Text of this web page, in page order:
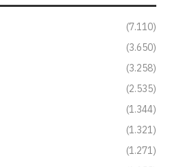
(7.110)
(3.650)
(3.258)
(2.535)
(1.344)
(1.321)
(1.271)